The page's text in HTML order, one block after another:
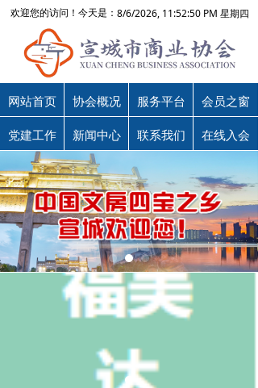
8/6/2026, 11:52:50 PM 星期四
欢迎您的访问！今天是：
网站首页 协会概况 服务平台 会员之窗
党建工作 新闻中心 联系我们 在线入会